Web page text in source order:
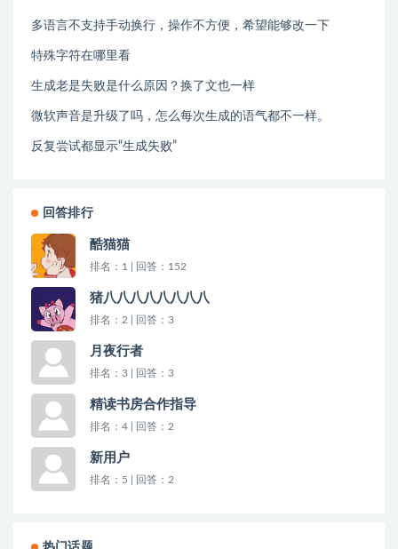
多语言不支持手动换行，操作不方便，希望能够改一下
特殊字符在哪里看
生成老是失败是什么原因？换了文也一样
微软声音是升级了吗，怎么每次生成的语气都不一样。
反复尝试都显示“生成失败”
回答排行
酷猫猫
排名：1 | 回答：152
猪八八八八八八八八
排名：2 | 回答：3
月夜行者
排名：3 | 回答：3
精读书房合作指导
排名：4 | 回答：2
新用户
排名：5 | 回答：2